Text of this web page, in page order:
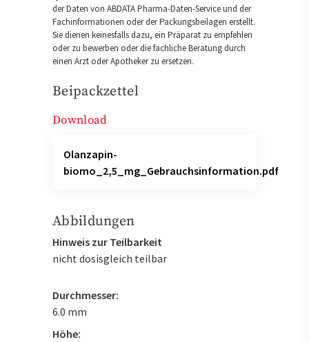
der Daten von ABDATA Pharma-Daten-Service und der
Fachinformationen oder der Packungsbeilagen erstellt.
Sie dienen keinesfalls dazu, ein Präparat zu empfehlen
oder zu bewerben oder die fachliche Beratung durch
einen Arzt oder Apotheker zu ersetzen.
Beipackzettel
Download
Olanzapin-
biomo_2,5_mg_Gebrauchsinformation.pdf
Abbildungen
Hinweis zur Teilbarkeit
nicht dosisgleich teilbar
Durchmesser:
6.0 mm
Höhe: